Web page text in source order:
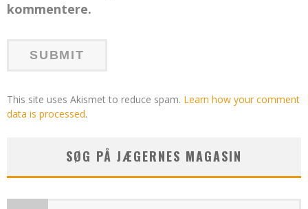
kommentere.
This site uses Akismet to reduce spam. Learn how your comment
data is processed.
SØG PÅ JÆGERNES MAGASIN